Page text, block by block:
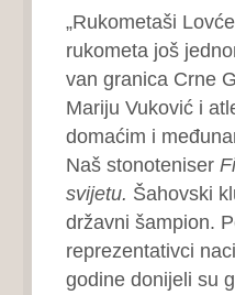
„Rukometaši
rukometa još
van granica Crne
Mariju Vuković i
domaćim i
Naš stonoteniser
svijetu. Šahovski
državni šampion.
reprezentativci
godine donijeli su